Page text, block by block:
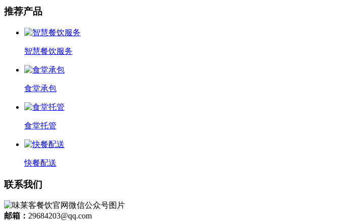
推荐产品
智慧餐饮服务
食堂承包
食堂托管
快餐配送
联系我们
邮箱： 29684203@qq.com